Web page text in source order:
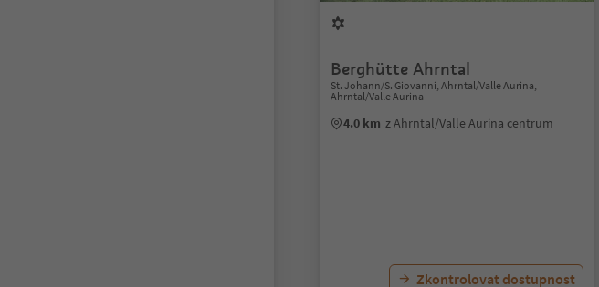
Berghütte Ahrntal
St. Johann/S. Giovanni, Ahrntal/Valle Aurina,
Ahrntal/Valle Aurina
4.0 km z Ahrntal/Valle Aurina centrum
Zkontrolovat dostupnost